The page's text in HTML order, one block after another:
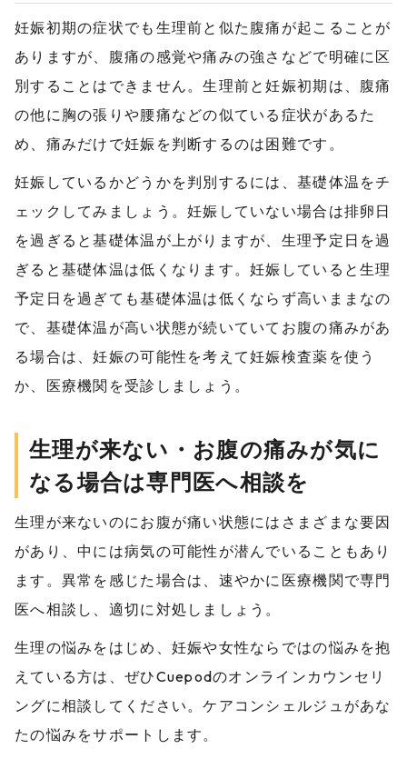
妊娠初期の症状でも生理前と似た腹痛が起こることが
ありますが、腹痛の感覚や痛みの強さなどで明確に区
別することはできません。生理前と妊娠初期は、腹痛
の他に胸の張りや腰痛などの似ている症状があるた
め、痛みだけで妊娠を判断するのは困難です。
妊娠しているかどうかを判別するには、基礎体温をチ
ェックしてみましょう。妊娠していない場合は排卵日
を過ぎると基礎体温が上がりますが、生理予定日を過
ぎると基礎体温は低くなります。妊娠していると生理
予定日を過ぎても基礎体温は低くならず高いままなの
で、基礎体温が高い状態が続いていてお腹の痛みがあ
る場合は、妊娠の可能性を考えて妊娠検査薬を使う
か、医療機関を受診しましょう。
生理が来ない・お腹の痛みが気に
なる場合は専門医へ相談を
生理が来ないのにお腹が痛い状態にはさまざまな要因
があり、中には病気の可能性が潜んでいることもあり
ます。異常を感じた場合は、速やかに医療機関で専門
医へ相談し、適切に対処しましょう。
生理の悩みをはじめ、妊娠や女性ならではの悩みを抱
えている方は、ぜひCuepodのオンラインカウンセリ
ングに相談してください。ケアコンシェルジュがあな
たの悩みをサポートします。